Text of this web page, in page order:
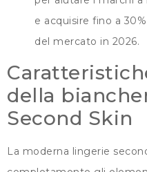
e acquisire fino a
del mercato in 2026.
della
Second Skin
La moderna lingerie